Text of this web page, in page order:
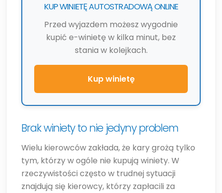
KUP WINIETĘ AUTOSTRADOWĄ ONLINE
Przed wyjazdem możesz wygodnie
kupić e-winietę w kilka minut, bez
stania w kolejkach.
Kup winietę
Brak winiety to nie jedyny problem
Wielu kierowców zakłada, że kary grożą tylko
tym, którzy w ogóle nie kupują winiety. W
rzeczywistości często w trudnej sytuacji
znajdują się kierowcy, którzy zapłacili za